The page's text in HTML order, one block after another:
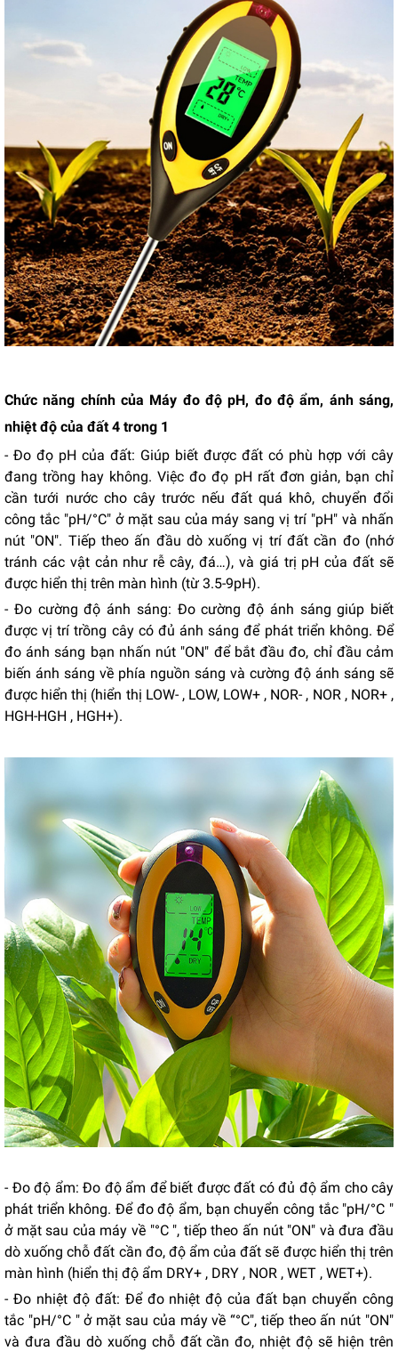
Chức năng chính của Máy đo độ pH, đo độ ẩm, ánh sáng,
nhiệt độ của đất 4 trong 1
- Đo đọ pH của đất: Giúp biết được đất có phù hợp với cây
đang trồng hay không. Việc đo đọ pH rất đơn giản, bạn chỉ
cần tưới nước cho cây trước nếu đất quá khô, chuyển đổi
công tắc "pH/°C" ở mặt sau của máy sang vị trí "pH" và nhấn
nút "ON". Tiếp theo ấn đầu dò xuống vị trí đất cần đo (nhớ
tránh các vật cản như rễ cây, đá…), và giá trị pH của đất sẽ
được hiển thị trên màn hình (từ 3.5-9pH).
- Đo cường độ ánh sáng: Đo cường độ ánh sáng giúp biết
được vị trí trồng cây có đủ ánh sáng để phát triển không. Để
đo ánh sáng bạn nhấn nút "ON" để bắt đầu đo, chỉ đầu cảm
biến ánh sáng về phía nguồn sáng và cường độ ánh sáng sẽ
được hiển thị (hiển thị LOW- , LOW, LOW+ , NOR- , NOR , NOR+ ,
HGH-HGH , HGH+).
- Đo độ ẩm: Đo độ ẩm để biết được đất có đủ độ ẩm cho cây
phát triển không. Để đo độ ẩm, bạn chuyển công tắc "pH/°C "
ở mặt sau của máy về "°C ", tiếp theo ấn nút "ON" và đưa đầu
dò xuống chỗ đất cần đo, độ ẩm của đất sẽ được hiển thị trên
màn hình (hiển thị độ ẩm DRY+ , DRY , NOR , WET , WET+).
- Đo nhiệt độ đất: Để đo nhiệt độ của đất bạn chuyển công
tắc "pH/°C " ở mặt sau của máy về “°C", tiếp theo ấn nút "ON"
và đưa đầu dò xuống chỗ đất cần đo, nhiệt độ sẽ hiện trên